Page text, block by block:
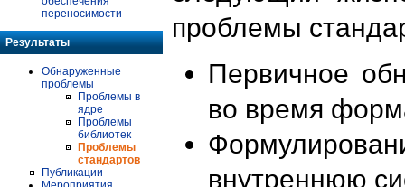
переносимости
Результаты
Обнаруженные
проблемы
Проблемы в
ядре
Проблемы
библиотек
Проблемы
стандартов
Публикации
проблемы
Первичное
во время
внутреннюю